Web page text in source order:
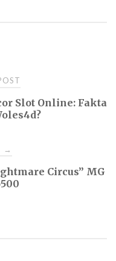
Slot Online: Fakta
→
Circus” MG